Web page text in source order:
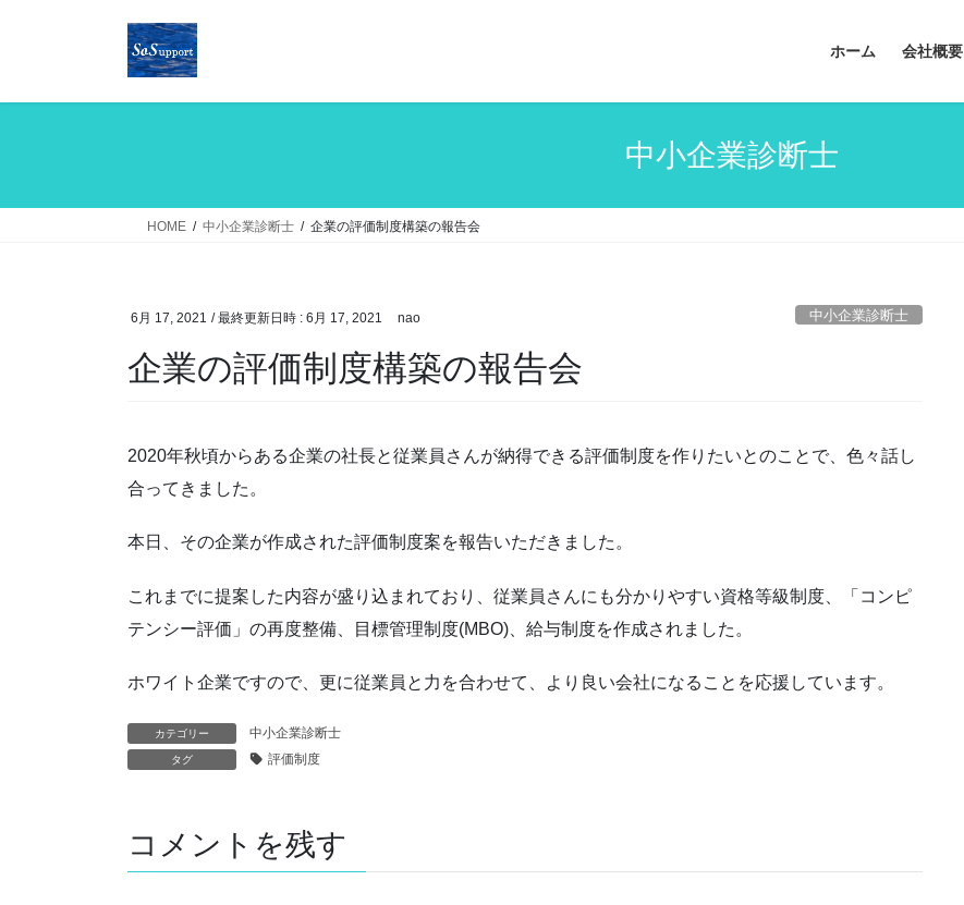
ホーム 会社概要
中小企業診断士
HOME 中小企業診断士 企業の評価制度構築の報告会
6月 17, 2021 / 最終更新日時 : 6月 17, 2021 nao 中小企業診断士
企業の評価制度構築の報告会
2020年秋頃からある企業の社長と従業員さんが納得できる評価制度を作りたいとのことで、色々話し
合ってきました。
本日、その企業が作成された評価制度案を報告いただきました。
これまでに提案した内容が盛り込まれており、従業員さんにも分かりやすい資格等級制度、「コンピ
テンシー評価」の再度整備、目標管理制度(MBO)、給与制度を作成されました。
ホワイト企業ですので、更に従業員と力を合わせて、より良い会社になることを応援しています。
カテゴリー 中小企業診断士
タグ 評価制度
コメントを残す